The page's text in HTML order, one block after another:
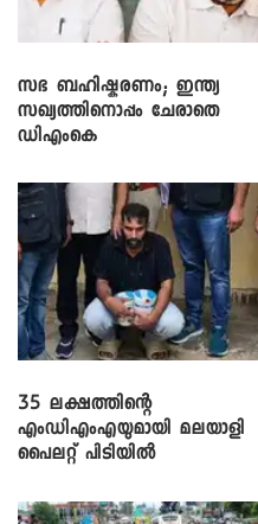
സഭ ബഹിഷ്കരണം; ഇന്ത്യ
സഖ്യത്തിനൊപ്പം ചേരാതെ
ഡിഎംകെ
35 ലക്ഷത്തിന്റെ
എംഡിഎംഎയുമായി മലയാളി
പൈലറ്റ് പിടിയിൽ